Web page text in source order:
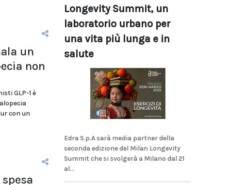
un
non
GLP-1 è
con un
Longevity Summit, un
laboratorio urbano per
una vita più lunga e in
salute
Edra S.p.A sarà media partner della
seconda edizione del Milan Longevity
Summit che si svolgerà a Milano dal 21
al...